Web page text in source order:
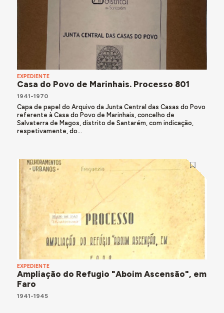
EXPEDIENTE
Casa do Povo de Marinhais. Processo 801
1941-1970
Capa de papel do Arquivo da Junta Central das Casas do Povo
referente à Casa do Povo de Marinhais, concelho de
Salvaterra de Magos, distrito de Santarém, com indicação,
respetivamente, do...
EXPEDIENTE
Ampliação do Refugio "Aboim Ascensão", em
Faro
1941-1945